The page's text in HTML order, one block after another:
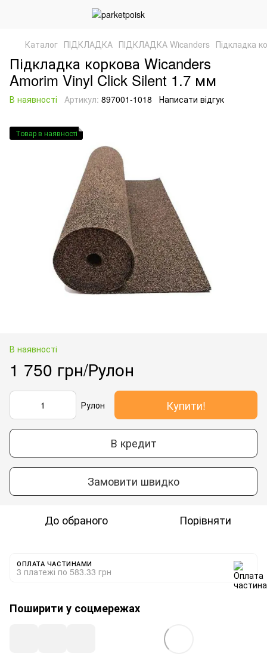
Каталог ПІДКЛАДКА ПІДКЛАДКА Wicanders Підкладка
Підкладка коркова Wicanders
Amorim Vinyl Click Silent 1.7 мм
В наявності Артикул: 897001-1018 Написати відгук
Товар в наявності
В наявності
1 750 грн/Рулон
Рулон Купити!
В кредит
Замовити швидко
До обраного Порівняти
ОПЛАТА ЧАСТИНАМИ
3 платежі по 583.33 грн
Поширити у соцмережах